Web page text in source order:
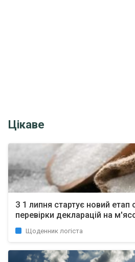
Цікаве
З 1 липня стартує новий етап
перевірки декларацій на
Щоденник логіста